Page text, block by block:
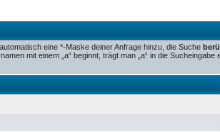
eine *-Maske deiner Anfrage hinzu, die Suche
mit einem „a“ beginnt, trägt man „a“ in die Sucheingabe